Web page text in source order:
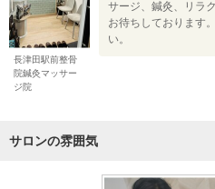
長津田駅前整骨
院鍼灸マッサー
ジ院
サージ、鍼灸、リラ
お待ちしております
い。
サロンの雰囲気